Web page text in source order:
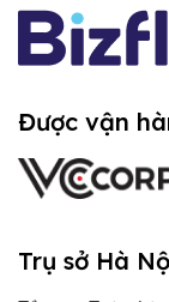
Được vận
Trụ sở Hà